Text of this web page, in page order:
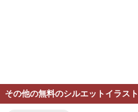
その他の無料のシルエットイラスト